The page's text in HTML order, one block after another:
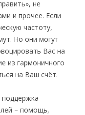
не
и прочее. Если
частоту,
Но они могут
Вас на
из гармоничного
на Ваш счёт.
– помощь,